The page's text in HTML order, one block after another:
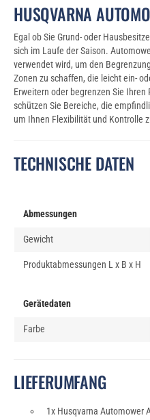
HUSQVARNA
Egal ob Sie Grund- oder
sich im Laufe der Saison.
verwendet wird, um den
Zonen zu schaffen, die leicht ein-
Erweitern oder begrenzen Sie
schützen Sie Bereiche, die
um Ihnen Flexibilität und Kontrolle
TECHNISCHE DATEN
Abmessungen
Gewicht
Produktabmessungen L x B x H
Gerätedaten
Farbe
LIEFERUMFANG
1x Husqvarna Automower